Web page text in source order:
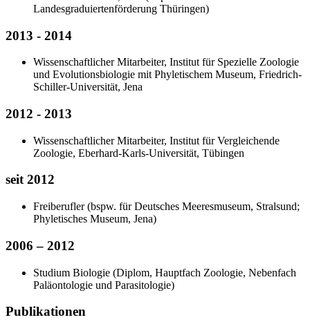
Landesgraduiertenförderung Thüringen)
2013 - 2014
Wissenschaftlicher Mitarbeiter, Institut für Spezielle Zoologie
und Evolutionsbiologie mit Phyletischem Museum, Friedrich‐
Schiller‐Universität, Jena
2012 - 2013
Wissenschaftlicher Mitarbeiter, Institut für Vergleichende
Zoologie, Eberhard-Karls­‐Universität, Tübingen
seit 2012
Freiberufler (bspw. für Deutsches Meeresmuseum, Stralsund;
Phyletisches Museum, Jena)
2006 – 2012
Studium Biologie (Diplom, Hauptfach Zoologie, Nebenfach
Paläontologie und Parasitologie)
Publikationen